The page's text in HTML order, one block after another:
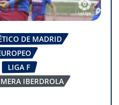
DE MADRID
LIGA F
IBERDROLA